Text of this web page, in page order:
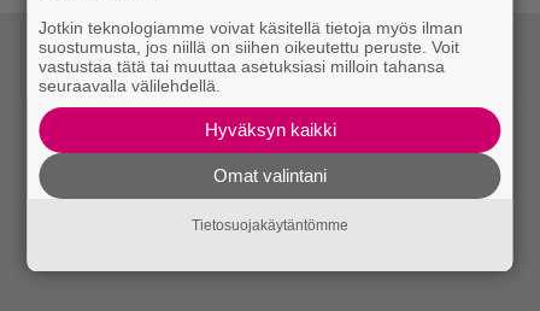
Jotkin teknologiamme voivat käsitellä tietoja myös ilman
suostumusta, jos niillä on siihen oikeutettu peruste. Voit
vastustaa tätä tai muuttaa asetuksiasi milloin tahansa
seuraavalla välilehdellä.
Hyväksyn kaikki
Omat valintani
Tietosuojakäytäntömme